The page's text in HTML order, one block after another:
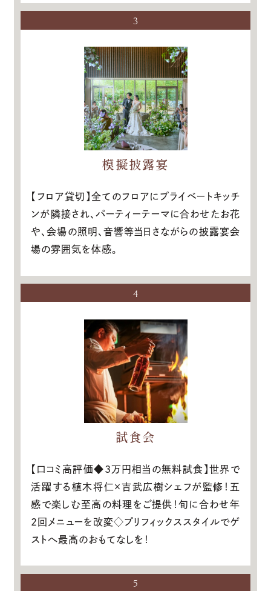
3
模擬披露宴
【フロア貸切】全てのフロアにプライベートキッチ
ンが隣接され、パーティーテーマに合わせたお花
や、会場の照明、音響等当日さながらの披露宴会
場の雰囲気を体感。
4
試食会
【口コミ高評価◆3万円相当の無料試食】世界で
活躍する植木将仁×吉武広樹シェフが監修！五
感で楽しむ至高の料理をご提供！旬に合わせ年
2回メニューを改変◇プリフィックススタイルでゲ
ストへ最高のおもてなしを！
5